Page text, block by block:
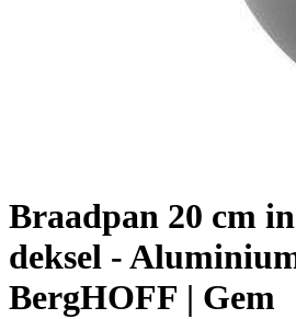
Braadpan 20 cm
deksel -
BergHOFF | Gem